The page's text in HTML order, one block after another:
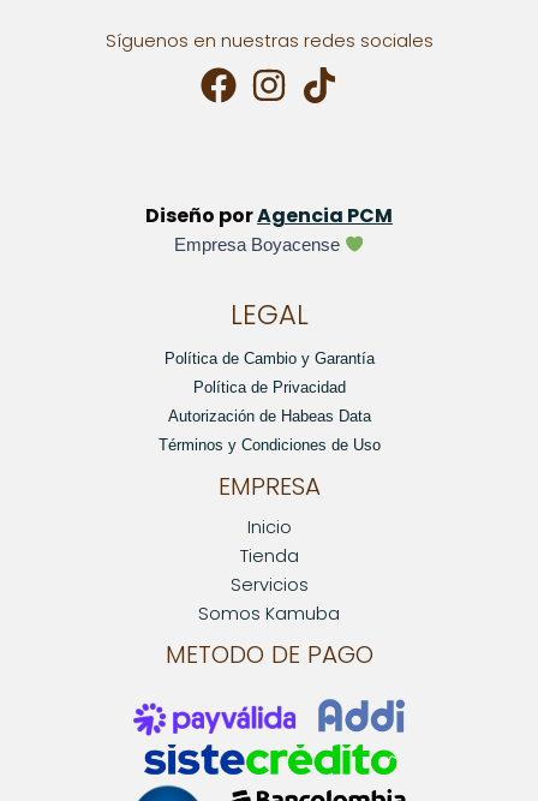
Síguenos en nuestras redes sociales
Diseño porAgencia PCM
Empresa Boyacense
LEGAL
Política de Cambio y Garantía
Política de Privacidad
Autorización de Habeas Data
Términos y Condiciones de Uso
EMPRESA
Inicio
Tienda
Servicios
Somos Kamuba
METODO DE PAGO